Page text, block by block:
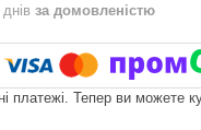
за домовленістю
платежі. Тепер ви можете